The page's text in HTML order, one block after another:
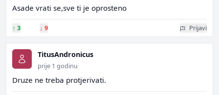
Asade vrati se,sve ti je oprosteno
↑ 3 ↓ 9 Prijavi
TitusAndronicus
prije 1 godinu
Druze ne treba protjerivati.